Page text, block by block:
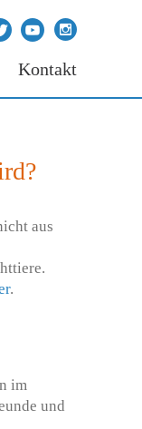
Kontakt
aus
.
im
und